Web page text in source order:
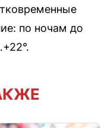
по ночам до